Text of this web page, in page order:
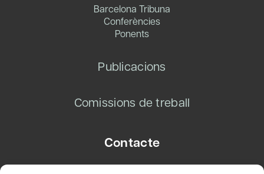
Barcelona Tribuna
Conferències
Ponents
Publicacions
Comissions de treball
Contacte